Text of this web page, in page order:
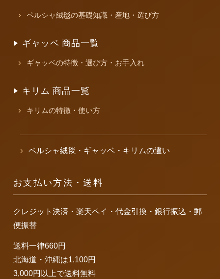
ペルシャ絨毯の基礎知識・産地・選び方
ギャッベ 商品一覧
ギャッベの特徴・選び方・お手入れ
キリム 商品一覧
キリムの特徴・使い方
ペルシャ絨毯・ギャッベ・キリムの違い
お支払い方法・送料
クレジット決済・楽天ペイ・代金引換・銀行振込・郵
便振替
送料一律660円
北海道・沖縄は1,100円
3,000円以上で送料無料